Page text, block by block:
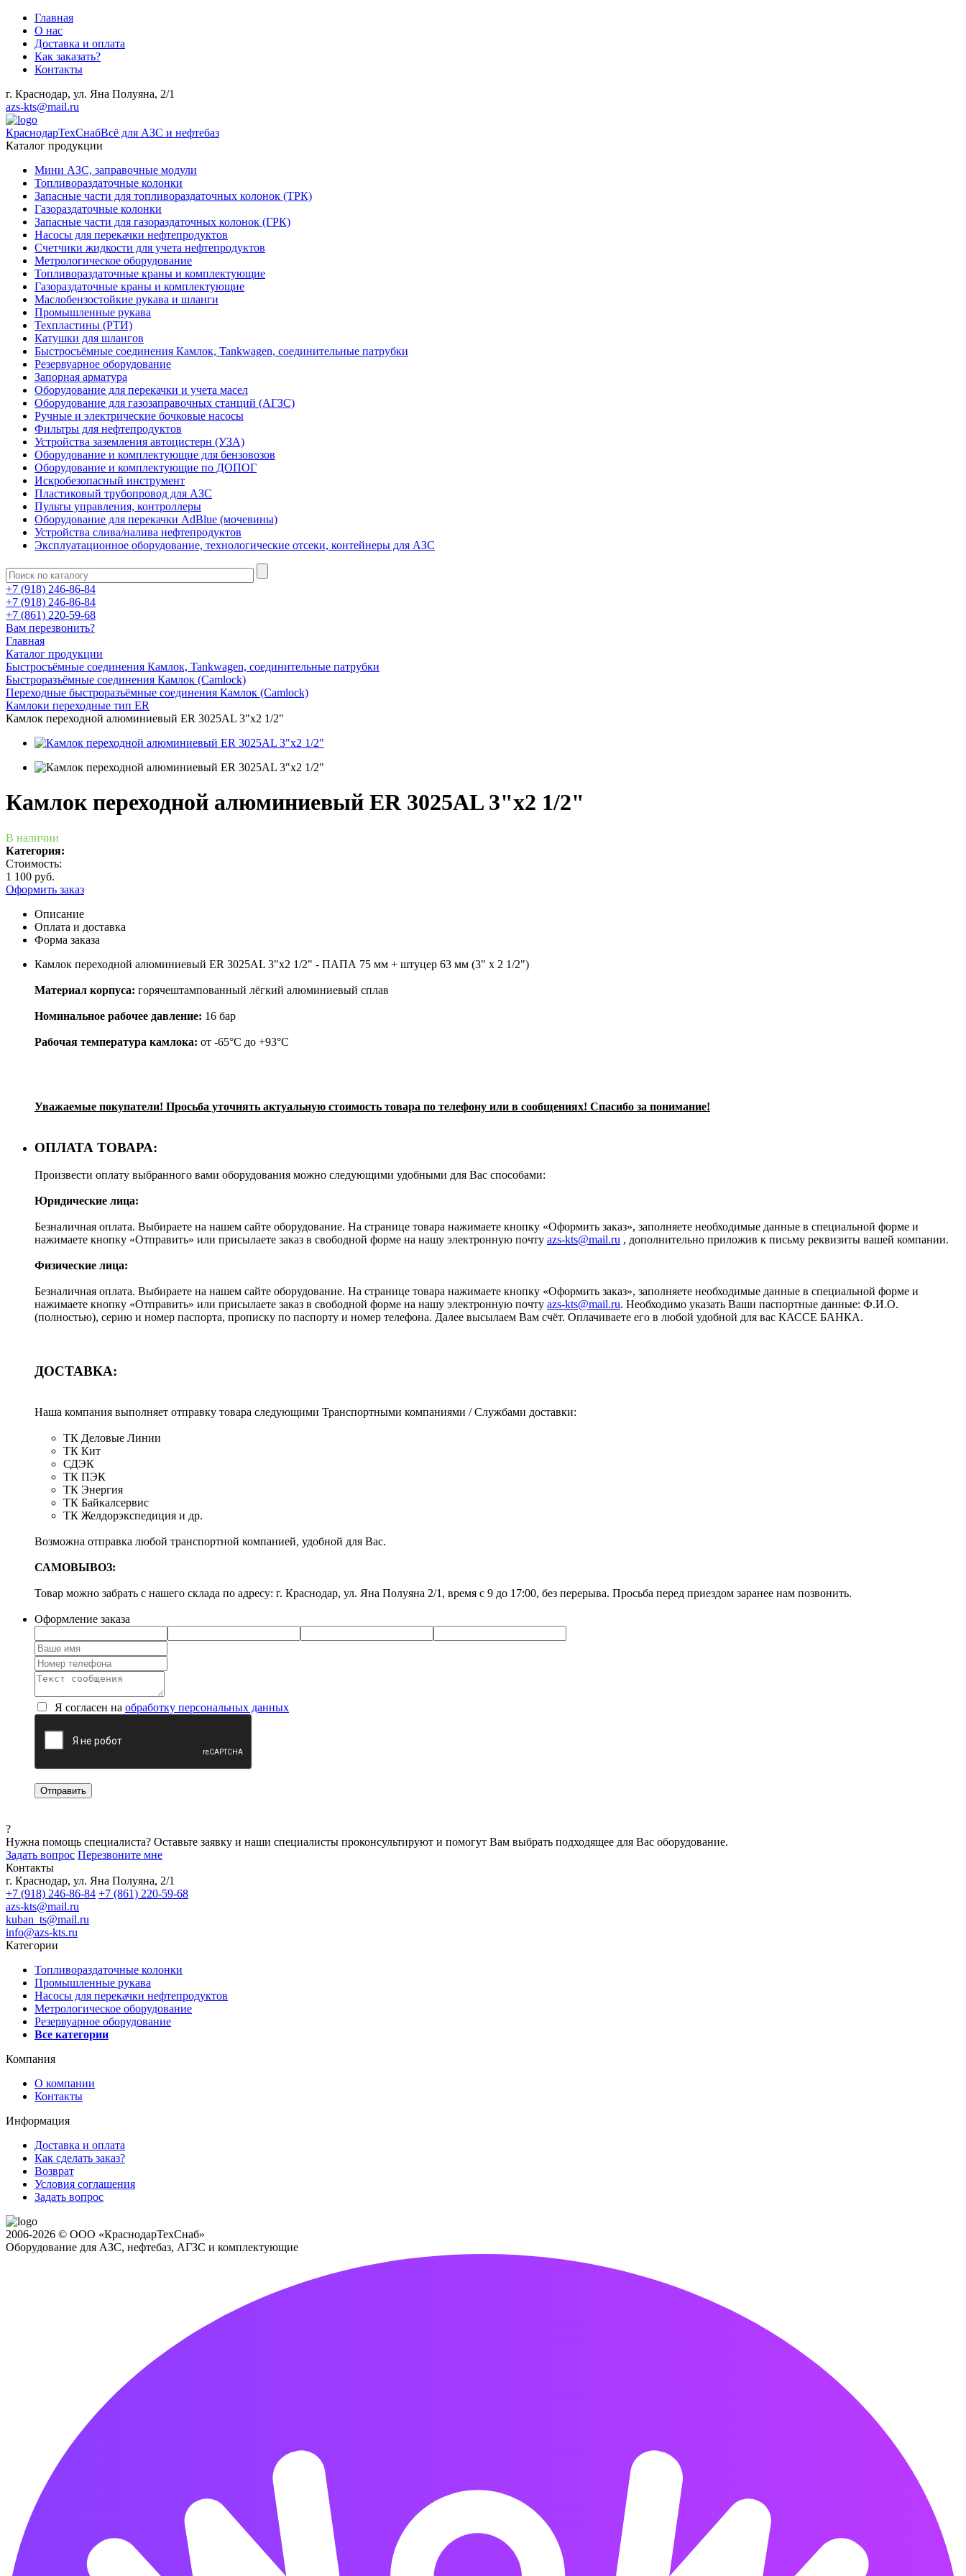
Главная
О нас
Доставка и оплата
Как заказать?
Контакты
г. Краснодар, ул. Яна Полуяна, 2/1
azs-kts@mail.ru
КраснодарТехСнабВсё для АЗС и нефтебаз
Каталог продукции
Мини АЗС, заправочные модули
Топливораздаточные колонки
Запасные части для топливораздаточных колонок (ТРК)
Газораздаточные колонки
Запасные части для газораздаточных колонок (ГРК)
Насосы для перекачки нефтепродуктов
Счетчики жидкости для учета нефтепродуктов
Метрологическое оборудование
Топливораздаточные краны и комплектующие
Газораздаточные краны и комплектующие
Маслобензостойкие рукава и шланги
Промышленные рукава
Техпластины (РТИ)
Катушки для шлангов
Быстросъёмные соединения Камлок, Tankwagen, соединительные патрубки
Резервуарное оборудование
Запорная арматура
Оборудование для перекачки и учета масел
Оборудование для газозаправочных станций (АГЗС)
Ручные и электрические бочковые насосы
Фильтры для нефтепродуктов
Устройства заземления автоцистерн (УЗА)
Оборудование и комплектующие для бензовозов
Оборудование и комплектующие по ДОПОГ
Искробезопасный инструмент
Пластиковый трубопровод для АЗС
Пульты управления, контроллеры
Оборудование для перекачки AdBlue (мочевины)
Устройства слива/налива нефтепродуктов
Эксплуатационное оборудование, технологические отсеки, контейнеры для АЗС
+7 (918) 246-86-84
+7 (918) 246-86-84
+7 (861) 220-59-68
Вам перезвонить?
Главная
Каталог продукции
Быстросъёмные соединения Камлок, Tankwagen, соединительные патрубки
Быстроразъёмные соединения Камлок (Camlock)
Переходные быстроразъёмные соединения Камлок (Camlock)
Камлоки переходные тип ER
Камлок переходной алюминиевый ER 3025AL 3"x2 1/2"
Камлок переходной алюминиевый ER 3025AL 3"x2 1/2"
В наличии
Категория:
Стоимость:
1 100 руб.
Оформить заказ
Описание
Оплата и доставка
Форма заказа
Камлок переходной алюминиевый ER 3025AL 3"x2 1/2" - ПАПА 75 мм + штуцер 63 мм (3" х 2 1/2")
Материал корпуса: горячештампованный лёгкий алюминиевый сплав
Номинальное рабочее давление: 16 бар
Рабочая температура камлока: от -65°C до +93°C
Уважаемые покупатели! Просьба уточнять актуальную стоимость товара по телефону или в сообщениях! Спасибо за понимание!
ОПЛАТА ТОВАРА:
Произвести оплату выбранного вами оборудования можно следующими удобными для Вас способами:
Юридические лица:
Безналичная оплата. Выбираете на нашем сайте оборудование. На странице товара нажимаете кнопку «Оформить заказ», заполняете необходимые данные в специальной форме и
нажимаете кнопку «Отправить» или присылаете заказ в свободной форме на нашу электронную почту azs-kts@mail.ru , дополнительно приложив к письму реквизиты вашей компании.
Физические лица:
Безналичная оплата. Выбираете на нашем сайте оборудование. На странице товара нажимаете кнопку «Оформить заказ», заполняете необходимые данные в специальной форме и
нажимаете кнопку «Отправить» или присылаете заказ в свободной форме на нашу электронную почту azs-kts@mail.ru. Необходимо указать Ваши паспортные данные: Ф.И.О.
(полностью), серию и номер паспорта, прописку по паспорту и номер телефона. Далее высылаем Вам счёт. Оплачиваете его в любой удобной для вас КАССЕ БАНКА.
ДОСТАВКА:
Наша компания выполняет отправку товара следующими Транспортными компаниями / Службами доставки:
ТК Деловые Линии
ТК Кит
СДЭК
ТК ПЭК
ТК Энергия
ТК Байкалсервис
ТК Желдорэкспедиция и др.
Возможна отправка любой транспортной компанией, удобной для Вас.
САМОВЫВОЗ:
Товар можно забрать с нашего склада по адресу: г. Краснодар, ул. Яна Полуяна 2/1, время с 9 до 17:00, без перерыва. Просьба перед приездом заранее нам позвонить.
Оформление заказа
Я согласен на обработку персональных данных
?
Нужна помощь специалиста? Оставьте заявку и наши специалисты проконсультируют и помогут Вам выбрать подходящее для Вас оборудование.
Задать вопрос Перезвоните мне
Контакты
г. Краснодар, ул. Яна Полуяна, 2/1
+7 (918) 246-86-84 +7 (861) 220-59-68
azs-kts@mail.ru
kuban_ts@mail.ru
info@azs-kts.ru
Категории
Топливораздаточные колонки
Промышленные рукава
Насосы для перекачки нефтепродуктов
Метрологическое оборудование
Резервуарное оборудование
Все категории
Компания
О компании
Контакты
Информация
Доставка и оплата
Как сделать заказ?
Возврат
Условия соглашения
Задать вопрос
2006-2026 © ООО «КраснодарТехСнаб»
Оборудование для АЗС, нефтебаз, АГЗС и комплектующие